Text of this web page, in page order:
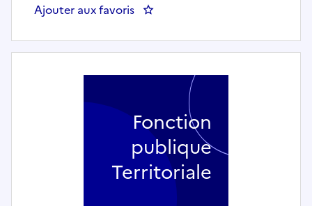
Ajouter aux favoris : Animateur enfance, référent
Fonction
publique
Territoriale